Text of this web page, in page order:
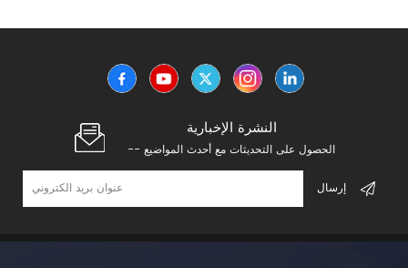
النشرة الإخبارية
-- الحصول على التحديثات مع أحدث المواضيع